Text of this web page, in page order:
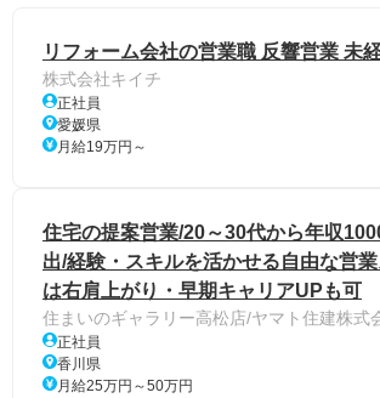
リフォーム会社の営業職 反響営業 未
株式会社キイチ
正社員
愛媛県
月給19万円～
住宅の提案営業/20～30代から年収
出/経験・スキルを活かせる自由な営
は右肩上がり・早期キャリアUPも可
住まいのギャラリー高松店/ヤマト住建株式
正社員
香川県
月給25万円～50万円